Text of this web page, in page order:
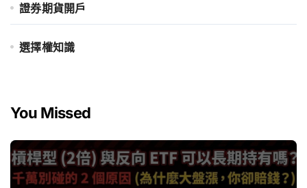
證券期貨開戶
選擇權知識
You Missed